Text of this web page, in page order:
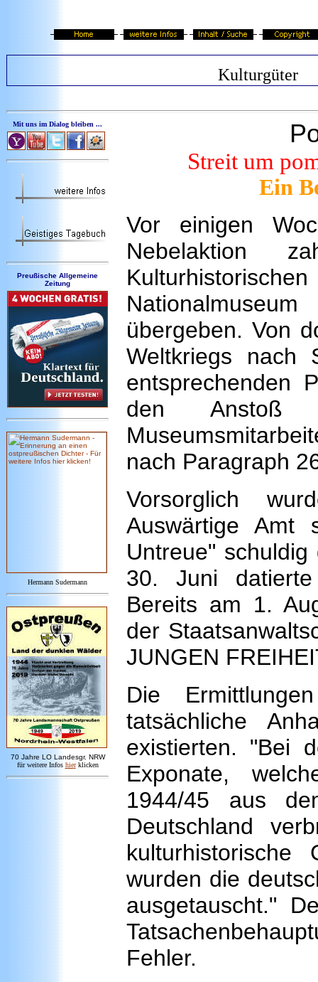
Kulturgüter
Mit uns im Dialog bleiben ...
Preußische Allgemeine
Zeitung
Hermann Sudermann
70 Jahre LO Landesgr. NRW
für weitere Infos hier klicken
Streit um
Ein
Vor einigen
Nebelaktion
übergeben. Von
Weltkriegs nach
entsprechenden
den Anstoß
nach Paragraph
Vorsorglich
Auswärtige Amt
Untreue"
30. Juni
Bereits am 1.
der
JUNGEN
Die
tatsächliche
existierten. "Bei
Exponate,
1944/45 aus
Deutschland
wurden die
ausgetauscht."
Fehler.